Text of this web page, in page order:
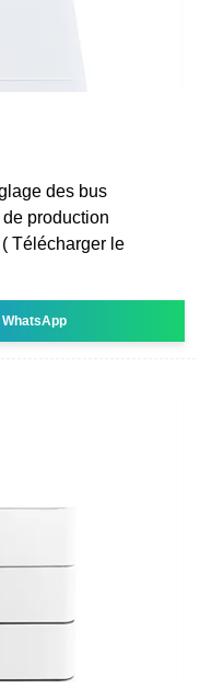
des bus
production
Télécharger le
WhatsApp